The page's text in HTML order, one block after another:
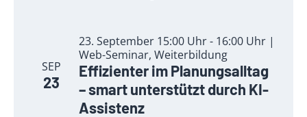
SEP
23
23. September 15:00 Uhr - 16:00 Uhr |
Web-Seminar, Weiterbildung
Effizienter im Planungsalltag
– smart unterstützt durch KI-
Assistenz